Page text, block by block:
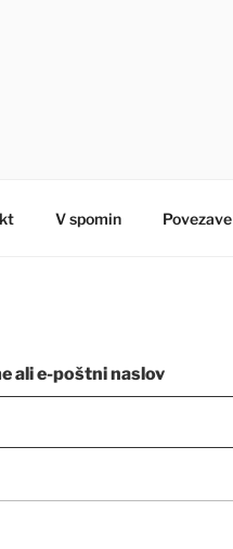
V spomin Povezave
ali e-poštni naslov